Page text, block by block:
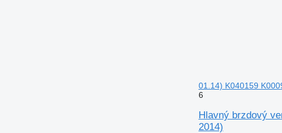
01.14) K040159
6
Hlavný brzdový
2014)